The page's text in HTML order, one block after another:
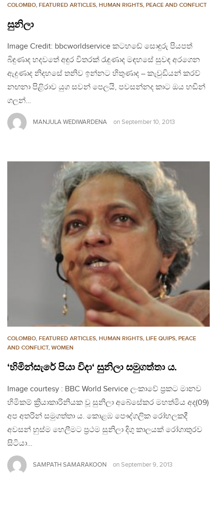
COLOMBO, FEATURED ARTICLES, HUMAN RIGHTS, PEACE AND CONFLICT
සුනිලා
Image Credit: bbcworldservice කටහඬේ සොඳුරු පියපත්
බිඳුණාද හදවතේ අඳුර විතරක් රැඳුණාද මඳහසේ සුවඳ අරගෙන
ඇදුණාද නිදහසේ තනිව ඉන්නට හිතුණාද – කැවුඩියන් කරව්
නඟනා පිළිරාව යුග සවන් පෙලයි, පවසන්නද කාට ඔය හඬින්
ගලන්…
MANJULA WEDIWARDENA on September 10, 2013
COLOMBO, FEATURED ARTICLES, HUMAN RIGHTS, LIFE QUIPS, PEACE
AND CONFLICT, WOMEN
‘හිමින්සැරේ පියා විදා‘ සුනිලා සමුගත්තා ය.
Image courtesy : BBC World Service ලංකාවේ ප්‍රකට මානව
හිමිකම් ක්‍රියාකාරිනියක වූ සුනිලා අබේසේකර මහත්මිය අද(09)
අප අතරින් සමුගත්තා ය. කොළඹ පෞද්ගලික රෝහලකදී
අවසන් හුස්ම හෙලීමට ප්‍රථම සුනිලා දිගු කාලයක් රෝගාතුරව
සිටියා…
SAMPATH SAMARAKOON on September 9, 2013